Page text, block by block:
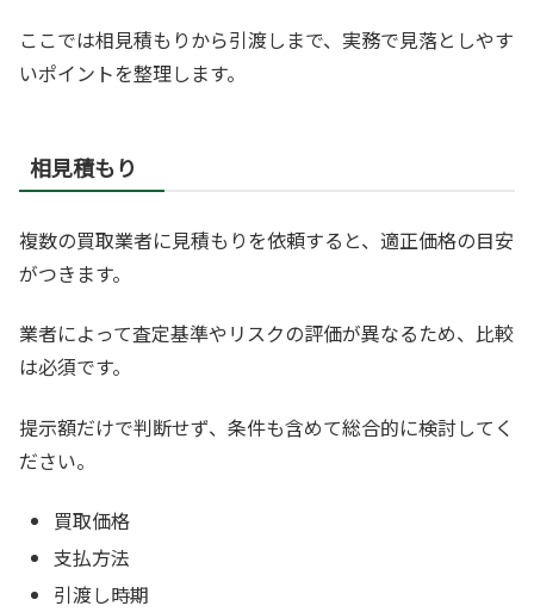
ここでは相見積もりから引渡しまで、実務で見落としやす
いポイントを整理します。
相見積もり
複数の買取業者に見積もりを依頼すると、適正価格の目安
がつきます。
業者によって査定基準やリスクの評価が異なるため、比較
は必須です。
提示額だけで判断せず、条件も含めて総合的に検討してく
ださい。
買取価格
支払方法
引渡し時期